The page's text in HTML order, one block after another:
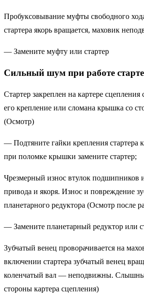
Пробуксовывание муфты свободного
стартера якорь вращается, маховик
— Замените муфту или стартер
Сильный шум при работе
Стартер закреплен на картере сцепления
его крепление или сломана крышка со
(Осмотр)
— Подтяните гайки крепления стартера
при поломке крышки замените стартер;
Чрезмерный износ втулок подшипников
привода и якоря. Износ и повреждение
планетарного редуктора (Осмотр после
— Замените планетарный редуктор или
Зубчатый венец проворачивается на
включении стартера зубчатый венец
коленчатый вал — неподвижны. Слышны
стороны картера сцепления)